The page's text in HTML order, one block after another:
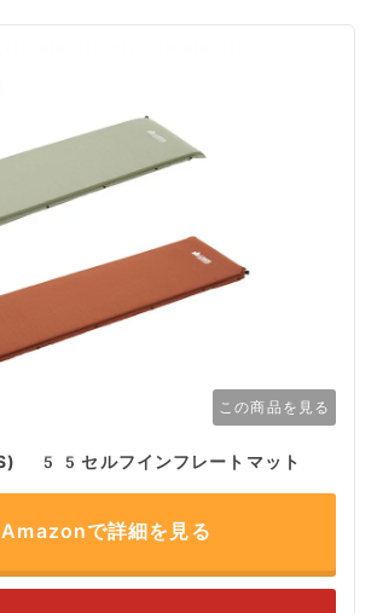
この商品を見る
55セルフインフレートマット
Amazonで詳細を見る